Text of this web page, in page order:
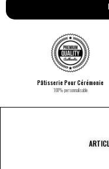
Pâtisserie Pour Cérémonie
100% personnalisable